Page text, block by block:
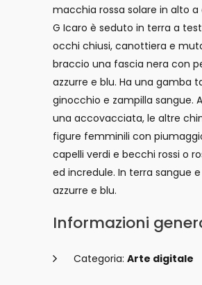
macchia rossa solare in alto a
G Icaro è seduto in terra a
occhi chiusi, canottiera e
braccio una fascia nera con
azzurre e blu. Ha una gamba
ginocchio e zampilla sangue.
una accovacciata, le altre
figure femminili con
capelli verdi e becchi rossi o
ed incredule. In terra sangue
azzurre e blu.
Informazioni
Categoria: Arte digitale